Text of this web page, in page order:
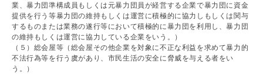
業、暴力団準構成員もしくは元暴力団員が経営する企業で暴力団に資金
提供を行う等暴力団の維持もしくは運営に積極的に協力しもしくは関与
するものまたは業務の遂行等において積極的に暴力団を利用し、暴力団
の維持もしくは運営に協力している企業をいう。）
（５）総会屋等（総会屋その他企業を対象に不正な利益を求めて暴力的
不法行為等を行う虞があり、市民生活の安全に脅威を与える者をい
う。）